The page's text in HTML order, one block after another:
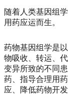
随着人类基因组
用药应运而生。
药物基因组学是
物吸收、转运、
变异所致的不同
药、指导合理用
应、降低药物开